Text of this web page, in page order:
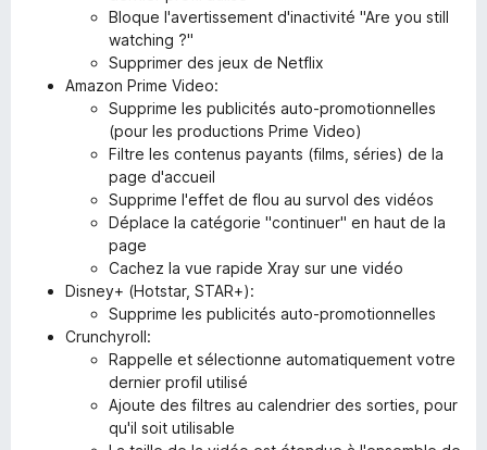
Bloque l'avertissement d'inactivité "Are you still
watching ?"
Supprimer des jeux de Netflix
Amazon Prime Video:
Supprime les publicités auto-promotionnelles
(pour les productions Prime Video)
Filtre les contenus payants (films, séries) de la
page d'accueil
Supprime l'effet de flou au survol des vidéos
Déplace la catégorie "continuer" en haut de la
page
Cachez la vue rapide Xray sur une vidéo
Disney+ (Hotstar, STAR+):
Supprime les publicités auto-promotionnelles
Crunchyroll:
Rappelle et sélectionne automatiquement votre
dernier profil utilisé
Ajoute des filtres au calendrier des sorties, pour
qu'il soit utilisable